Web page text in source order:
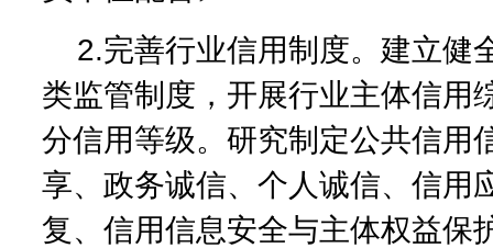
2.完善行业信用制度。建立健
类监管制度，开展行业主体信用
分信用等级。研究制定公共信用
享、政务诚信、个人诚信、信用
复、信用信息安全与主体权益保